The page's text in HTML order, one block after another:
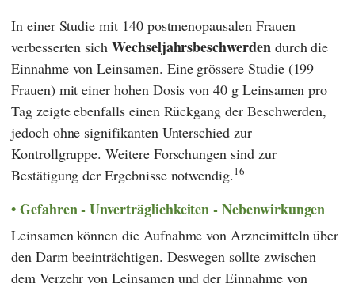
In einer Studie mit 140 postmenopausalen Frauen
verbesserten sichWechseljahrsbeschwerdendurch die
Einnahme von Leinsamen. Eine grössere Studie (199
Frauen) mit einer hohen Dosis von 40 g Leinsamen pro
Tag zeigte ebenfalls einen Rückgang der Beschwerden,
jedoch ohne signifikanten Unterschied zur
Kontrollgruppe. Weitere Forschungen sind zur
Bestätigung der Ergebnisse notwendig.16
Gefahren - Unverträglichkeiten - Nebenwirkungen
Leinsamen können die Aufnahme von Arzneimitteln über
den Darm beeinträchtigen. Deswegen sollte zwischen
dem Verzehr von Leinsamen und der Einnahme von